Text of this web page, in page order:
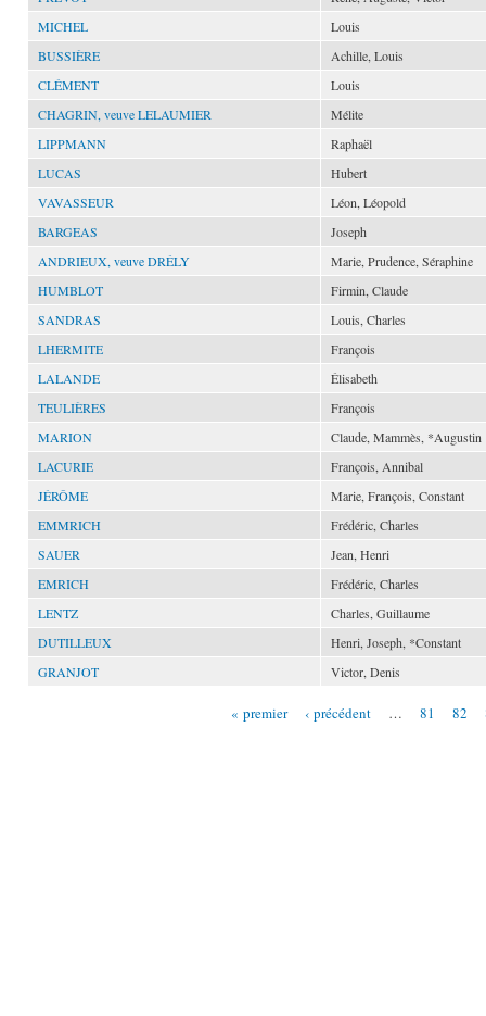
MICHEL
Louis
BUSSIÈRE
Achille, Louis
CLÉMENT
Louis
CHAGRIN, veuve LELAUMIER
Mélite
LIPPMANN
Raphaël
LUCAS
Hubert
VAVASSEUR
Léon, Léopold
BARGEAS
Joseph
ANDRIEUX, veuve DRÉLY
Marie, Prudence, Séraphine
HUMBLOT
Firmin, Claude
SANDRAS
Louis, Charles
LHERMITE
François
LALANDE
Élisabeth
TEULIÈRES
François
MARION
Claude, Mammès, *Augustin
LACURIE
François, Annibal
JÉRÔME
Marie, François, Constant
EMMRICH
Frédéric, Charles
SAUER
Jean, Henri
EMRICH
Frédéric, Charles
LENTZ
Charles, Guillaume
DUTILLEUX
Henri, Joseph, *Constant
GRANJOT
Victor, Denis
« premier ‹ précédent … 81 82